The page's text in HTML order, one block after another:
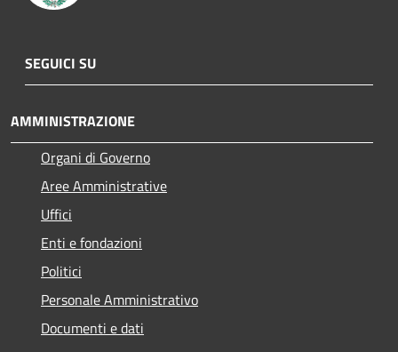
SEGUICI SU
AMMINISTRAZIONE
Organi di Governo
Aree Amministrative
Uffici
Enti e fondazioni
Politici
Personale Amministrativo
Documenti e dati